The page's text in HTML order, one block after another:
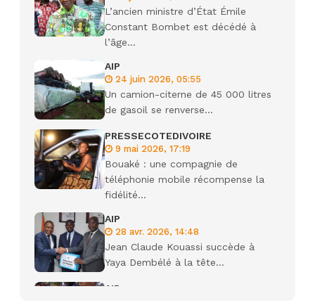
L’ancien ministre d’État Émile
Constant Bombet est décédé à
l’âge...
AIP
24 juin 2026, 05:55
Un camion-citerne de 45 000 litres
de gasoil se renverse...
PRESSECOTEDIVOIRE
9 mai 2026, 17:19
Bouaké : une compagnie de
téléphonie mobile récompense la
fidélité...
AIP
28 avr. 2026, 14:48
Jean Claude Kouassi succède à
Yaya Dembélé à la tête...
AIP